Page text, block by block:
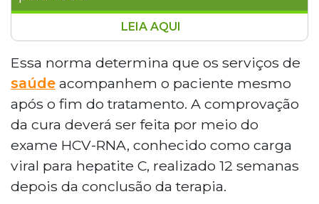
A Secretaria Municipal de Saúde de Campo
Grande tornou obrigatório o
acompanhamento da cura de pacientes
tratados contra hepatite C nas redes pública e
privada. A resolução exige o exame HCV-RNA
12 semanas após o fim do tratamento e visa
garantir que ao menos 90% dos casos sejam
curados, conforme meta do Plano Municipal
de Saúde 2026-2029. Em 2025, cerca de
18,57% dos testes rápidos para hepatites
LEIA AQUI
Essa norma determina que os serviços de
saúde acompanhem o paciente mesmo
após o fim do tratamento. A comprovação
da cura deverá ser feita por meio do
exame HCV-RNA, conhecido como carga
viral para hepatite C, realizado 12 semanas
depois da conclusão da terapia.